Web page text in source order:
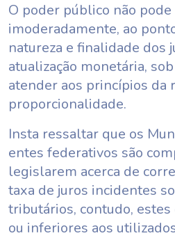
O poder público não
imoderadamente, ao
natureza e finalidade dos
atualização monetária,
atender aos princípios da
proporcionalidade.
Insta ressaltar que os
entes federativos são
legislarem acerca de
taxa de juros incidentes
tributários, contudo,
ou inferiores aos